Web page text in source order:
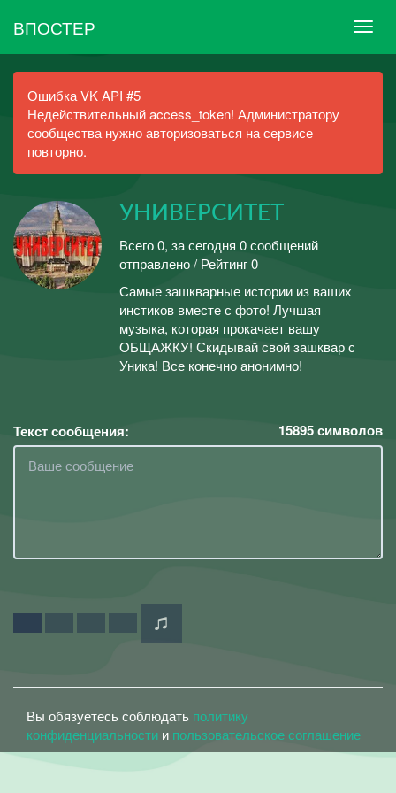
ВПОСТЕР
Ошибка VK API #5
Недействительный access_token! Администратору
сообщества нужно авторизоваться на сервисе
повторно.
УНИВЕРСИТЕТ
Всего 0, за сегодня 0 сообщений
отправлено / Рейтинг 0
Самые зашкварные истории из ваших
инстиков вместе с фото! Лучшая
музыка, которая прокачает вашу
ОБЩАЖКУ! Скидывай свой зашквар с
Уника! Все конечно анонимно!
Текст сообщения: 15895символов
Вы обязуетесь соблюдать политику
конфиденциальности и пользовательское соглашение